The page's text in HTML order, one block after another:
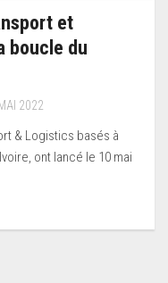
et
boucle du
2022
& Logistics basés à
ont lancé le 10 mai